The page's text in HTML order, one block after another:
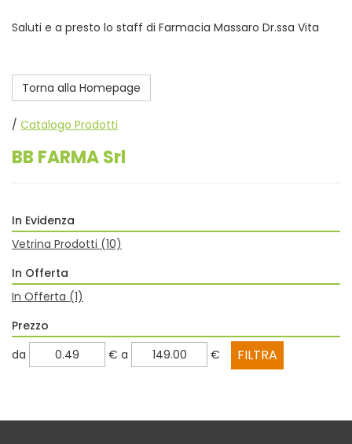
Saluti e a presto lo staff di Farmacia Massaro Dr.ssa Vita
Torna alla Homepage
/ Catalogo Prodotti
BB FARMA Srl
In Evidenza
Vetrina Prodotti (10)
In Offerta
In Offerta (1)
Prezzo
filtra
da € filtra
a €